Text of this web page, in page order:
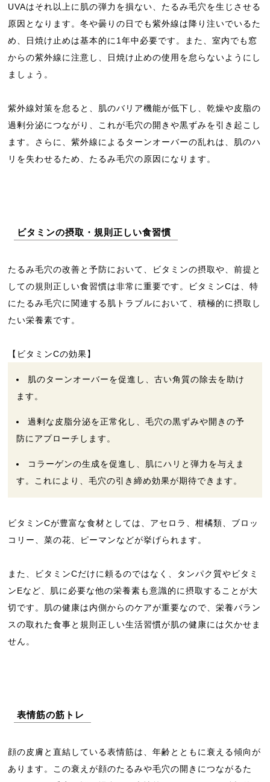
UVAはそれ以上に肌の弾力を損ない、たるみ毛穴を生じさせる
原因となります。冬や曇りの日でも紫外線は降り注いでいるた
め、日焼け止めは基本的に1年中必要です。また、室内でも窓
からの紫外線に注意し、日焼け止めの使用を怠らないようにし
ましょう。
紫外線対策を怠ると、肌のバリア機能が低下し、乾燥や皮脂の
過剰分泌につながり、これが毛穴の開きや黒ずみを引き起こし
ます。さらに、紫外線によるターンオーバーの乱れは、肌のハ
リを失わせるため、たるみ毛穴の原因になります。
ビタミンの摂取・規則正しい食習慣
たるみ毛穴の改善と予防において、ビタミンの摂取や、前提と
しての規則正しい食習慣は非常に重要です。ビタミンCは、特
にたるみ毛穴に関連する肌トラブルにおいて、積極的に摂取し
たい栄養素です。
【ビタミンCの効果】
肌のターンオーバーを促進し、古い角質の除去を助け
ます。
過剰な皮脂分泌を正常化し、毛穴の黒ずみや開きの予
防にアプローチします。
コラーゲンの生成を促進し、肌にハリと弾力を与えま
す。これにより、毛穴の引き締め効果が期待できます。
ビタミンCが豊富な食材としては、アセロラ、柑橘類、ブロッ
コリー、菜の花、ピーマンなどが挙げられます。
また、ビタミンCだけに頼るのではなく、タンパク質やビタミ
ンEなど、肌に必要な他の栄養素も意識的に摂取することが大
切です。肌の健康は内側からのケアが重要なので、栄養バラン
スの取れた食事と規則正しい生活習慣が肌の健康には欠かせま
せん。
表情筋の筋トレ
顔の皮膚と直結している表情筋は、年齢とともに衰える傾向が
あります。この衰えが顔のたるみや毛穴の開きにつながるた